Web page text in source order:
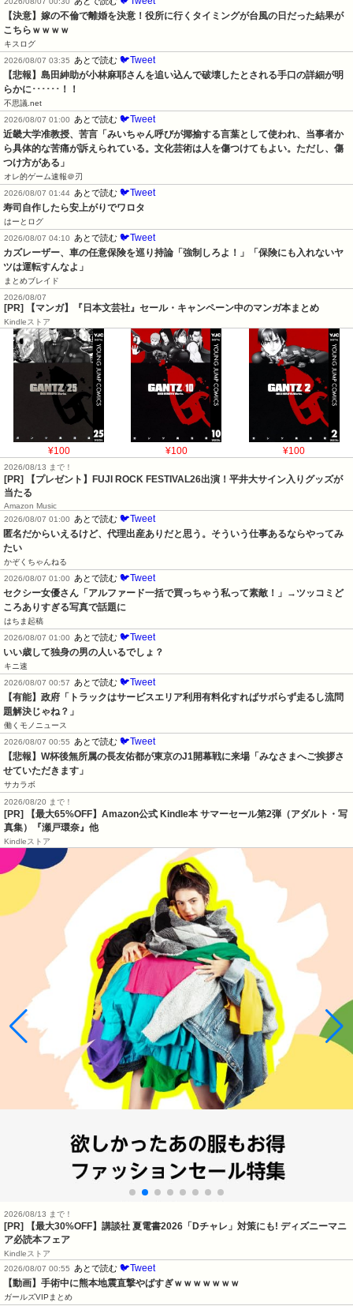
【決意】嫁の不倫で離婚を決意！役所に行くタイミングが台風の日だった結果が
こちらｗｗｗｗ
キスログ
2026/08/07 03:35
あとで読む 🐦Tweet
【悲報】島田紳助が小林麻耶さんを追い込んで破壊したとされる手口の詳細が明
らかに･･････！！
不思議.net
2026/08/07 01:00
あとで読む 🐦Tweet
近畿大学准教授、苦言「みいちゃん呼びが揶揄する言葉として使われ、当事者か
ら具体的な苦痛が訴えられている。文化芸術は人を傷つけてもよい。ただし、傷
つけ方がある」
オレ的ゲーム速報＠刃
2026/08/07 01:44 あとで読む 🐦Tweet
寿司自作したら安上がりでワロタ
はーとログ
2026/08/07 04:10
あとで読む 🐦Tweet
カズレーザー、車の任意保険を巡り持論「強制しろよ！」「保険にも入れないヤ
ツは運転すんなよ」
まとめブレイド
2026/08/07
[PR] 【マンガ】『日本文芸社』セール・キャンペーン中のマンガ本まとめ
Kindleストア
¥100 ¥100 ¥100
2026/08/13 まで！
[PR] 【プレゼント】FUJI ROCK FESTIVAL26出演！平井大サイン入りグッズが
当たる
Amazon Music
2026/08/07 01:00
あとで読む 🐦Tweet
匿名だからいえるけど、代理出産ありだと思う。そういう仕事あるならやってみ
たい
かぞくちゃんねる
2026/08/07 01:00
あとで読む 🐦Tweet
セクシー女優さん「アルファード一括で買っちゃう私って素敵！」→ツッコミど
ころありすぎる写真で話題に
はちま起稿
2026/08/07 01:00
あとで読む 🐦Tweet
いい歳して独身の男の人いるでしょ？
キニ速
2026/08/07 00:57
あとで読む 🐦Tweet
【有能】政府「トラックはサービスエリア利用有料化すればサボらず走るし流問
題解決じゃね？」
働くモノニュース
2026/08/07 00:55
あとで読む 🐦Tweet
【悲報】W杯後無所属の長友佑都が東京のJ1開幕戦に来場「みなさまへご挨拶さ
せていただきます」
サカラボ
2026/08/20 まで！
[PR]
【最大65%OFF】Amazon公式 Kindle本 サマーセール第2弾（アダルト・写
真集）『瀬戸環奈』他
Kindleストア
2026/08/13 まで！
[PR] 【最大30%OFF】講談社 夏電書2026「Dチャレ」対策にも! ディズニーマニ
ア必読本フェア
Kindleストア
2026/08/07 00:55
あとで読む 🐦Tweet
【動画】手術中に熊本地震直撃やばすぎｗｗｗｗｗｗｗ
ガールズVIPまとめ